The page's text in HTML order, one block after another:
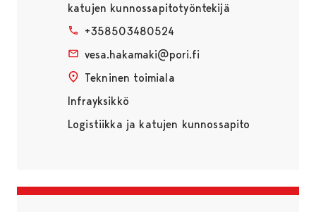
katujen kunnossapitotyöntekijä
+358503480524
vesa.hakamaki@pori.fi
Tekninen toimiala
Infrayksikkö
Logistiikka ja katujen kunnossapito